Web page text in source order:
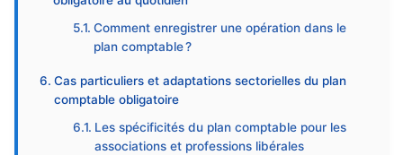
Comment enregistrer une opération dans le
plan comptable ?
Cas particuliers et adaptations sectorielles du plan
comptable obligatoire
Les spécificités du plan comptable pour les
associations et professions libérales